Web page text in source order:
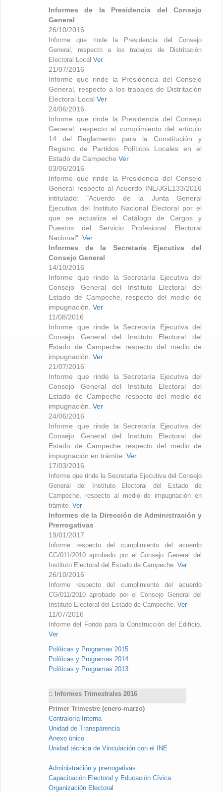
Informes de la Presidencia del Consejo
General
26/10/2016
Informe que rinde la Presidencia del Consejo
General, respecto a los trabajos de Distritación
Electoral Local Ver
21/07/2016
Informe que rinde la Presidencia del Consejo
General, respecto a los trabajos de Distritación
Electoral Local Ver
24/06/2016
Informe que rinde la Presidencia del Consejo
General, respecto al cumplimiento del artículo
14 del Reglamento para la Constitución y
Registro de Partidos Políticos Locales en el
Estado de Campeche Ver
03/06/2016
Informe que rinde la Presidencia del Consejo
General respecto al Acuerdo INE/JGE133/2016
intitulado: "Acuerdo de la Junta General
Ejecutiva del Instituto Nacional Electoral por el
que se actualiza el Catálogo de Cargos y
Puestos del Servicio Profesional Electoral
Nacional". Ver
Informes de la Secretaría Ejecutiva del
Consejo General
14/10/2016
Informe que rinde la Secretaría Ejecutiva del
Consejo General del Instituto Electoral del
Estado de Campeche, respecto del medio de
impugnación. Ver
11/08/2016
Informe que rinde la Secretaría Ejecutiva del
Consejo General del Instituto Electoral del
Estado de Campeche respecto del medio de
impugnación. Ver
21/07/2016
Informe que rinde la Secretaría Ejecutiva del
Consejo General del Instituto Electoral del
Estado de Campeche respecto del medio de
impugnación. Ver
24/06/2016
Informe que rinde la Secretaría Ejecutiva del
Consejo General del Instituto Electoral del
Estado de Campeche respecto del medio de
impugnación en trámite. Ver
17/03/2016
Informe que rinde la Secretaría Ejecutiva del Consejo
General del Instituto Electoral del Estado de
Campeche, respecto al medio de impugnación en
trámite. Ver
Informes de la Dirección de Administración y
Prerrogativas
19/01/2017
Informe respecto del cumplimiento del acuerdo
CG/011/2010 aprobado por el Consejo General del
Instituto Electoral del Estado de Campeche. Ver
26/10/2016
Informe respecto del cumplimiento del acuerdo
CG/011/2010 aprobado por el Consejo General del
Instituto Electoral del Estado de Campeche. Ver
11/07/2016
Informe del Fondo para la Construcción del Edificio.
Ver
Políticas y Programas 2015
Políticas y Programas 2014
Políticas y Programas 2013
:: Informes Trimestrales 2016
Primer Trimestre (enero-marzo)
Contraloría Interna
Unidad de Transparencia
Anexo único
Unidad técnica de Vinculación con el INE
Administración y prerrogativas
Capacitación Electoral y Educación Cívica
Organización Electoral